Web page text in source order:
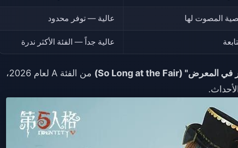
المصوت لها عالية — توفر محدود
عالية جداً — الفئة الأكثر ندرة
من الفئة A لعام 2026،